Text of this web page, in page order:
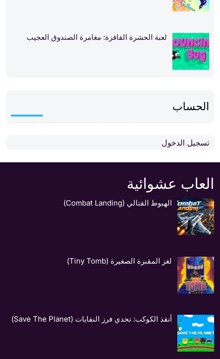
لعبة الحشرة القافزة: مغامرة الصندوق العجيب
الحساب
تسجيل الدخول
العاب عشوائية
الهبوط القتالي (Combat Landing)
لغز المقبرة الصغيرة (Tiny Tomb)
أنقذ الكوكب: تحدي فرز النفايات (Save The Planet)